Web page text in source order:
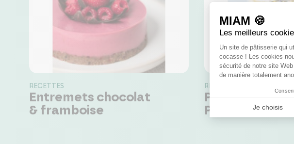
RECETTES
Entremets chocolat
& framboise
RECETTES
Panna Cotta
Passion